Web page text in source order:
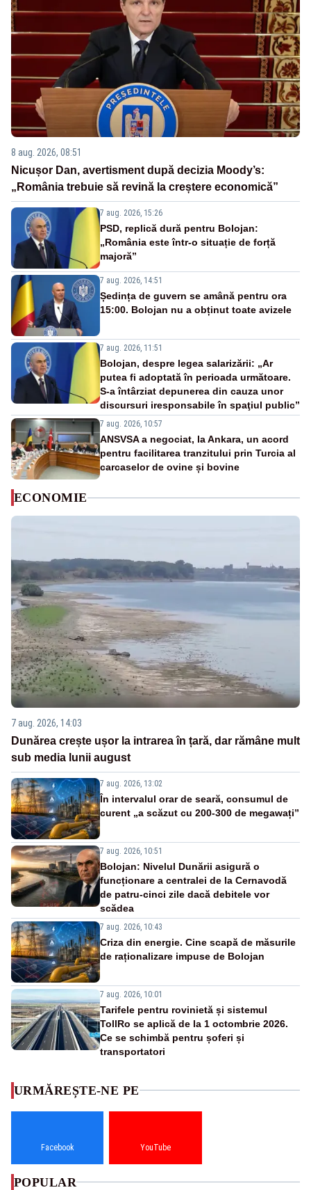
8 aug. 2026, 08:51
Nicușor Dan, avertisment după decizia Moody’s:
„România trebuie să revină la creștere economică”
7 aug. 2026, 15:26
PSD, replică dură pentru Bolojan:
„România este într-o situație de forță
majoră”
7 aug. 2026, 14:51
Ședința de guvern se amână pentru ora
15:00. Bolojan nu a obținut toate avizele
7 aug. 2026, 11:51
Bolojan, despre legea salarizării: „Ar
putea fi adoptată în perioada următoare.
S-a întârziat depunerea din cauza unor
discursuri iresponsabile în spaţiul public”
7 aug. 2026, 10:57
ANSVSA a negociat, la Ankara, un acord
pentru facilitarea tranzitului prin Turcia al
carcaselor de ovine și bovine
ECONOMIE
7 aug. 2026, 14:03
Dunărea crește ușor la intrarea în țară, dar rămâne mult
sub media lunii august
7 aug. 2026, 13:02
În intervalul orar de seară, consumul de
curent „a scăzut cu 200-300 de megawați”
7 aug. 2026, 10:51
Bolojan: Nivelul Dunării asigură o
funcționare a centralei de la Cernavodă
de patru-cinci zile dacă debitele vor
scădea
7 aug. 2026, 10:43
Criza din energie. Cine scapă de măsurile
de raționalizare impuse de Bolojan
7 aug. 2026, 10:01
Tarifele pentru rovinietă și sistemul
TollRo se aplică de la 1 octombrie 2026.
Ce se schimbă pentru șoferi și
transportatori
URMĂREȘTE-NE PE
Facebook YouTube
POPULAR